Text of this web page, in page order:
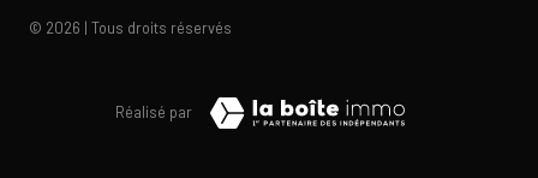
© 2026 | Tous droits réservés
Réalisé par